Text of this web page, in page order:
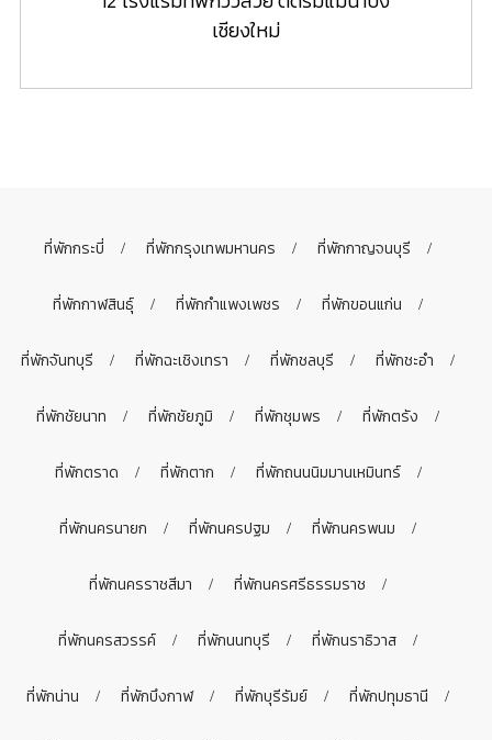
เชียงใหม่
ที่พักกระบี่ ที่พักกรุงเทพมหานคร ที่พักกาญจนบุรี
ที่พักกาฬสินธุ์ ที่พักกำแพงเพชร ที่พักขอนแก่น
ที่พักจันทบุรี ที่พักฉะเชิงเทรา ที่พักชลบุรี ที่พักชะอำ
ที่พักชัยนาท ที่พักชัยภูมิ ที่พักชุมพร ที่พักตรัง
ที่พักตราด ที่พักตาก ที่พักถนนนิมมานเหมินทร์
ที่พักนครนายก ที่พักนครปฐม ที่พักนครพนม
ที่พักนครราชสีมา ที่พักนครศรีธรรมราช
ที่พักนครสวรรค์ ที่พักนนทบุรี ที่พักนราธิวาส
ที่พักน่าน ที่พักบึงกาฬ ที่พักบุรีรัมย์ ที่พักปทุมธานี